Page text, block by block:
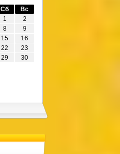
Сб
Вс
1
2
8
9
15
16
22
23
29
30